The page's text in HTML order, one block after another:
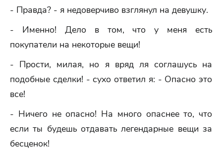
- Правда? - я недоверчиво взглянул на девушку.
- Именно! Дело в том, что у меня есть
покупатели на некоторые вещи!
- Прости, милая, но я вряд ля соглашусь на
подобные сделки! - сухо ответил я: - Опасно это
все!
- Ничего не опасно! На много опаснее то, что
если ты будешь отдавать легендарные вещи за
бесценок!